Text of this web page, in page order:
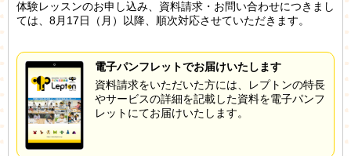
体験レッスンのお申し込み、資料請求・お問い合わせにつきまし
ては、8月17日（月）以降、順次対応させていただきます。
電子パンフレットでお届けいたします
資料請求をいただいた方には、レプトンの特長
やサービスの詳細を記載した資料を電子パンフ
レットにてお届けいたします。